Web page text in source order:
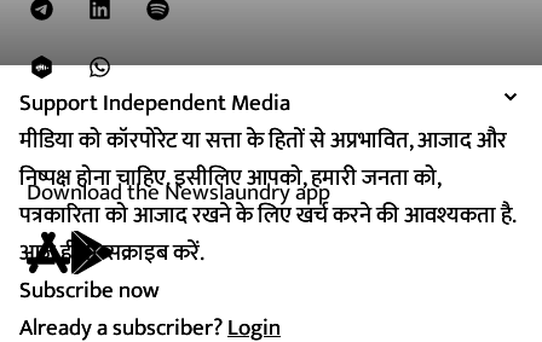
Support Independent Media
मीडिया को कॉरपोरेट या सत्ता के हितों से अप्रभावित, आजाद और
निष्पक्ष होना चाहिए. इसीलिए आपको, हमारी जनता को,
पत्रकारिता को आजाद रखने के लिए खर्च करने की आवश्यकता है.
आज ही सब्सक्राइब करें.
Subscribe now
Already a subscriber?Login
Support Independent Media
मीडिया को कॉरपोरेट या सत्ता के हितों से अप्रभावित, आजाद और
निष्पक्ष होना चाहिए. इसीलिए आपको, हमारी जनता को,
पत्रकारिता को आजाद रखने के लिए खर्च करने की आवश्यकता है.
आज ही सब्सक्राइब करें.
Subscribe now
Already a subscriber?Login
Download the Newslaundry app